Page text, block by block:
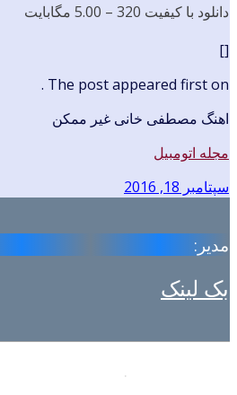
دانلود با کیفیت 320 –
5.00 مگابایت
[]
The post appeared first on .
اهنگ مصطفی خانی غیر ممکن
مجله اتومبیل
سپتامبر 18, 2016
مدیر:
بک لینک
.